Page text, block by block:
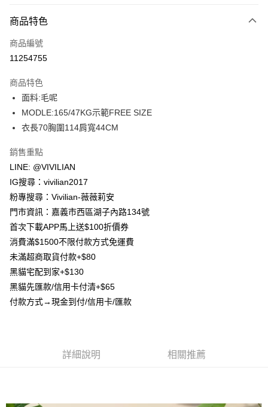
信用卡一次付款
信用卡分期付款
合作金庫商業銀行
華南商業銀行
上海商業儲蓄銀行
台北富邦商業銀行
國泰世華商業銀行
匯豐（台灣）商業銀行
聯邦商業銀行
元大商業銀行
台新國際商業銀行
台灣樂天信用卡公司
超商取貨付款
LINE Pay
街口支付
悠遊付
Google Pay
大哥付你分期
相關說明
【大哥付你分期使用說明】
2.付款方式選擇「大哥付你分期」，訂單成立後會自動跳轉到大哥付的交易
流程，驗證手機門號後，選擇欲分期的期數、繳款截止日，確認付款後即完
成交易。
3.實際核准額度、可分期數及費用金額請依後續交易確認頁面所載為準。
【繳款方式說明】
1.分期款項不併入電信帳單，「大哥付你分期」於每月結算日後寄送繳費提
AFTEE先享後付
相關說明
【關於「AFTEE先享後付」】
AFTEE先享後付是「在收到商品之後才付款」的支付方式。 讓您購物簡單
ATM付款
商品特色
商品編號
11254755
商品特色
面料:毛呢
MODLE:165/47KG示範FREE SIZE
衣長70胸圍114肩寬44CM
銷售重點
LINE: @VIVILIAN
IG搜尋：vivilian2017
粉專搜尋：Vivilian-薇薇莉安
門市資訊：嘉義市西區湖子內路134號
首次下載APP馬上送$100折價券
消費滿$1500不限付款方式免運費
未滿超商取貨付款+$80
黑貓宅配到家+$130
黑貓先匯款/信用卡付清+$65
付款方式→現金到付/信用卡/匯款
詳細說明 相關推薦